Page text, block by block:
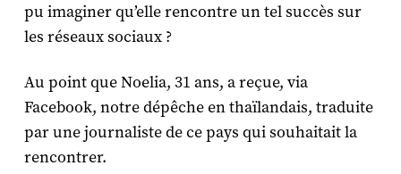
pu imaginer qu’elle rencontre un tel succès sur
les réseaux sociaux ?
Au point que Noelia, 31 ans, a reçue, via
Facebook, notre dépêche en thaïlandais, traduite
par une journaliste de ce pays qui souhaitait la
rencontrer.